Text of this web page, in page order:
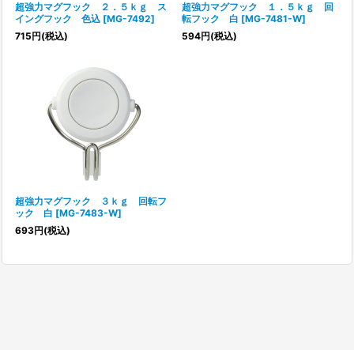
超強力マグフック ２．５ｋｇ ス
イングフック 色込 [MG-7492]
715円(税込)
超強力マグフック １．５ｋｇ 回
転フック 白 [MG-7481-W]
594円(税込)
超強力マグフック ３ｋｇ 回転フ
ック 白 [MG-7483-W]
693円(税込)